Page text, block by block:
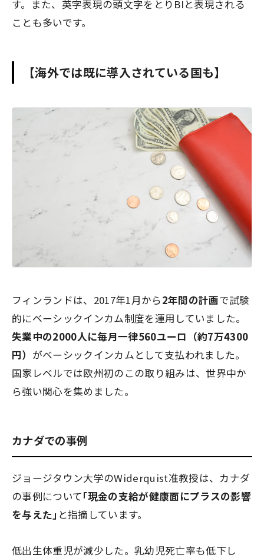
す。また、英字表現の頭文字をとりBIと表現される
ことも多いです。
【海外では既に導入されている国も】
フィンランドは、2017年1月から2年間の計画で試験
的にベーシックインカム制度を運用していました。
失業中の2000人に毎月一律560ユーロ（約7万4300
円） がベーシックインカムとして支払われました。
国家レベルでは欧州初のこの取り組みは、世界中か
ら強い関心を集めました。
カナダでの事例
ジョージタウン大学のWiderquist准教授は、カナダ
の事例について｢現金の支給が健康面にプラスの影響
を与えた｣ と指摘しています。
低出生体重児が減少した。乳幼児死亡率も低下し